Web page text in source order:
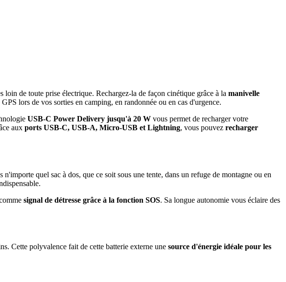
loin de toute prise électrique. Rechargez-la de façon cinétique grâce à la manivelle
lors de vos sorties en camping, en randonnée ou en cas d'urgence.
USB-C Power Delivery jusqu'à 20 W vous permet de recharger votre
aux ports USB-C, USB-A, Micro-USB et Lightning, vous pouvez recharger
n'importe quel sac à dos, que ce soit sous une tente, dans un refuge de montagne ou en
signal de détresse grâce à la fonction SOS. Sa longue autonomie vous éclaire des
Cette polyvalence fait de cette batterie externe une source d'énergie idéale pour les